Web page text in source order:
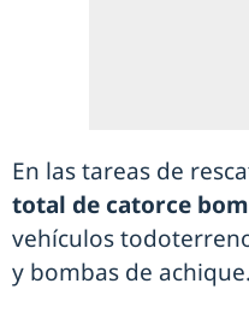
En las tareas de
total de catorce
vehículos
y bombas de achique.